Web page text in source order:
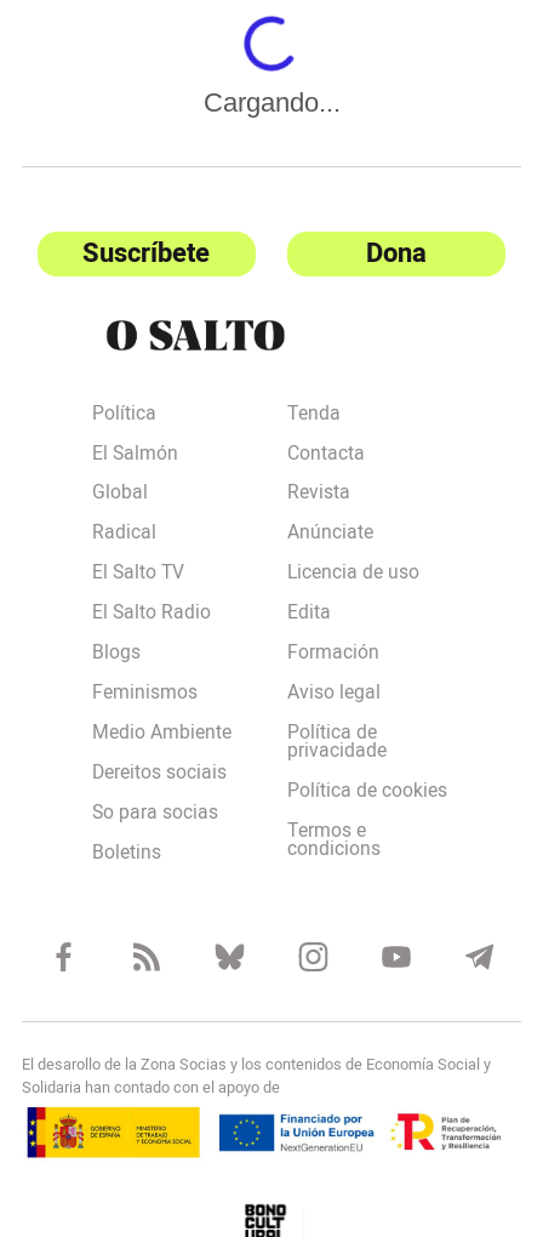
Cargando...
Suscríbete Dona
Política
El Salmón
Global
Radical
El Salto TV
El Salto Radio
Blogs
Feminismos
Medio Ambiente
Dereitos sociais
So para socias
Boletins
Tenda
Contacta
Revista
Anúnciate
Licencia de uso
Edita
Formación
Aviso legal
Política de
privacidade
Política de cookies
Termos e
condicions
El desarollo de la Zona Socias y los contenidos de Economía Social y
Solidaria han contado con el apoyo de